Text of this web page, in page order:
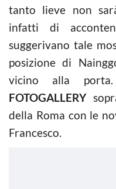
tanto lieve non
infatti di
suggerivano tale
posizione di
vicino alla
FOTOGALLERY
della Roma con le
Francesco.